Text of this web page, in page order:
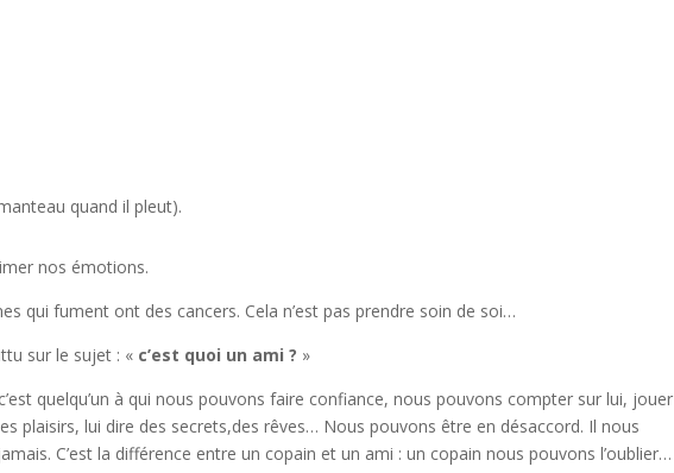
quand il pleut).
nos émotions.
qui fument ont des cancers. Cela n’est pas prendre soin de soi…
sur le sujet : « c’est quoi un ami ? »
quelqu’un à qui nous pouvons faire confiance, nous pouvons compter sur lui, jouer
plaisirs, lui dire des secrets,des rêves… Nous pouvons être en désaccord. Il nous
C’est la différence entre un copain et un ami : un copain nous pouvons l’oublier…